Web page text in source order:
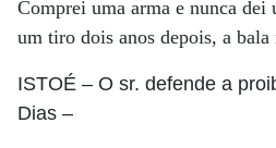
Comprei uma arma e nunca
um tiro dois anos depois, a bala
ISTOÉ – O sr. defende a
Dias –